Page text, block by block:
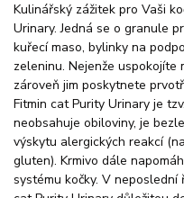
Kulinářský zážitek pro Vaši
Urinary. Jedná se o granule
kuřecí maso, bylinky na
zeleninu. Nejenže uspokojíte
zároveň jim poskytnete
Fitmin cat Purity Urinary je
neobsahuje obiloviny, je
výskytu alergických reakcí
gluten). Krmivo dále
systému kočky. V neposlední